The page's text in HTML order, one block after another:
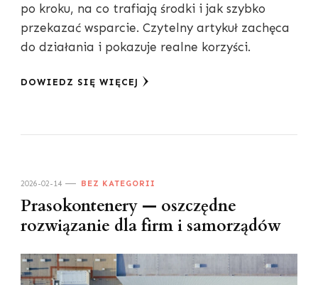
po kroku, na co trafiają środki i jak szybko
przekazać wsparcie. Czytelny artykuł zachęca
do działania i pokazuje realne korzyści.
DOWIEDZ SIĘ WIĘCEJ
2026-02-14 BEZ KATEGORII
Prasokontenery — oszczędne
rozwiązanie dla firm i samorządów